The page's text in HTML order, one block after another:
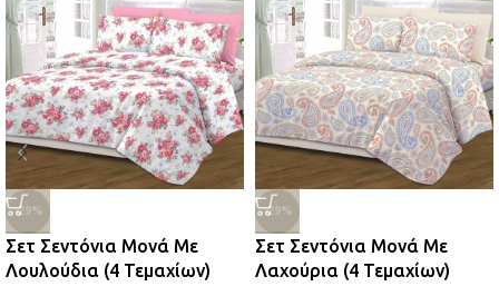
-29%
Σετ Σεντόνια Μονά Με
Λουλούδια (4 Τεμαχίων)
-29%
Σετ Σεντόνια Μονά Με
Λαχούρια (4 Τεμαχίων)